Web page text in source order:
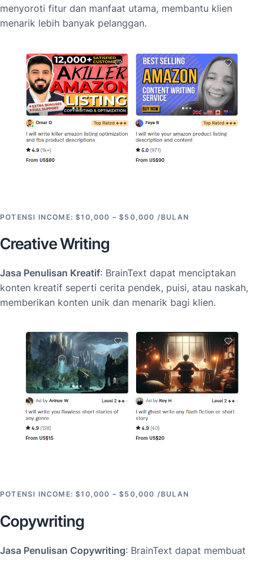
menyoroti fitur dan manfaat utama, membantu klien
menarik lebih banyak pelanggan.
POTENSI INCOME: $10,000 – $50,000 /BULAN
Creative Writing
Jasa Penulisan Kreatif: BrainText dapat menciptakan
konten kreatif seperti cerita pendek, puisi, atau naskah,
memberikan konten unik dan menarik bagi klien.
POTENSI INCOME: $10,000 – $50,000 /BULAN
Copywriting
Jasa Penulisan Copywriting: BrainText dapat membuat